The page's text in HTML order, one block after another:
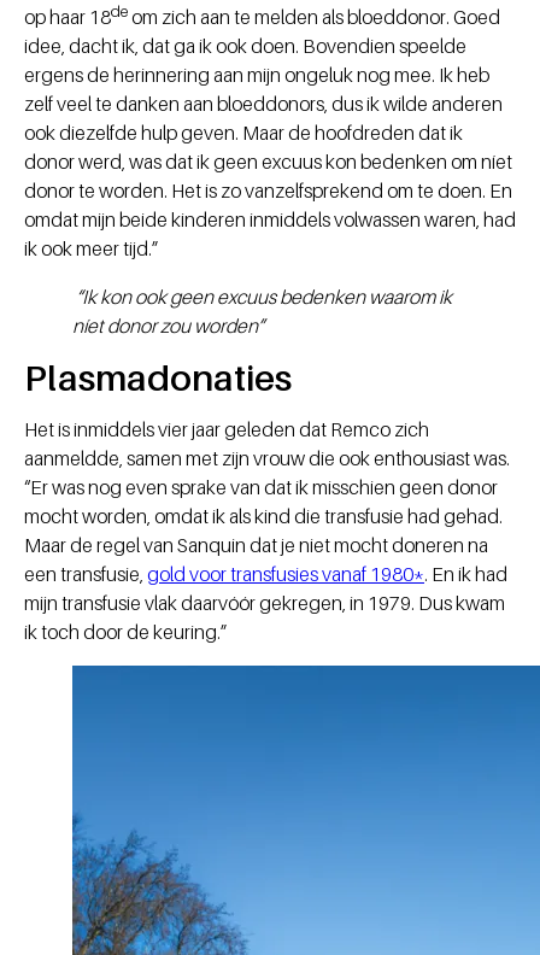
op haar 18deom zich aan te melden als bloeddonor. Goed
idee, dacht ik, dat ga ik ook doen. Bovendien speelde
ergens de herinnering aan mijn ongeluk nog mee. Ik heb
zelf veel te danken aan bloeddonors, dus ik wilde anderen
ook diezelfde hulp geven. Maar de hoofdreden dat ik
donor werd, was dat ik geen excuus kon bedenken om níet
donor te worden. Het is zo vanzelfsprekend om te doen. En
omdat mijn beide kinderen inmiddels volwassen waren, had
ik ook meer tijd.”
“Ik kon ook geen excuus bedenken waarom ik
níet donor zou worden”
Plasmadonaties
Het is inmiddels vier jaar geleden dat Remco zich
aanmeldde, samen met zijn vrouw die ook enthousiast was.
“Er was nog even sprake van dat ik misschien geen donor
mocht worden, omdat ik als kind die transfusie had gehad.
Maar de regel van Sanquin dat je niet mocht doneren na
een transfusie, gold voor transfusies vanaf 1980*. En ik had
mijn transfusie vlak daarvóór gekregen, in 1979. Dus kwam
ik toch door de keuring.”